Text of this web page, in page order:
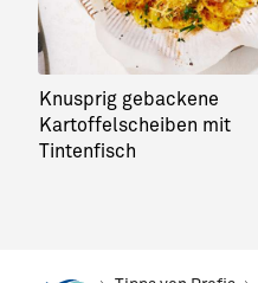
Knusprig gebackene
Kartoffelscheiben mit
Tintenfisch